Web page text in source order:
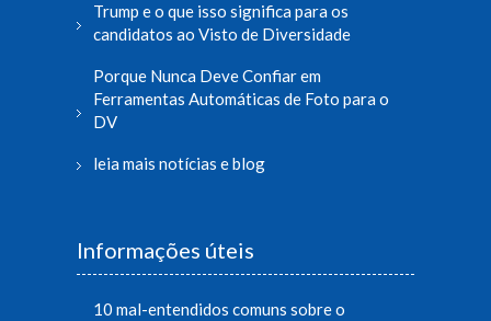
Trump e o que isso significa para os
candidatos ao Visto de Diversidade
Porque Nunca Deve Confiar em
Ferramentas Automáticas de Foto para o
DV
leia mais notícias e blog
Informações úteis
10 mal-entendidos comuns sobre o